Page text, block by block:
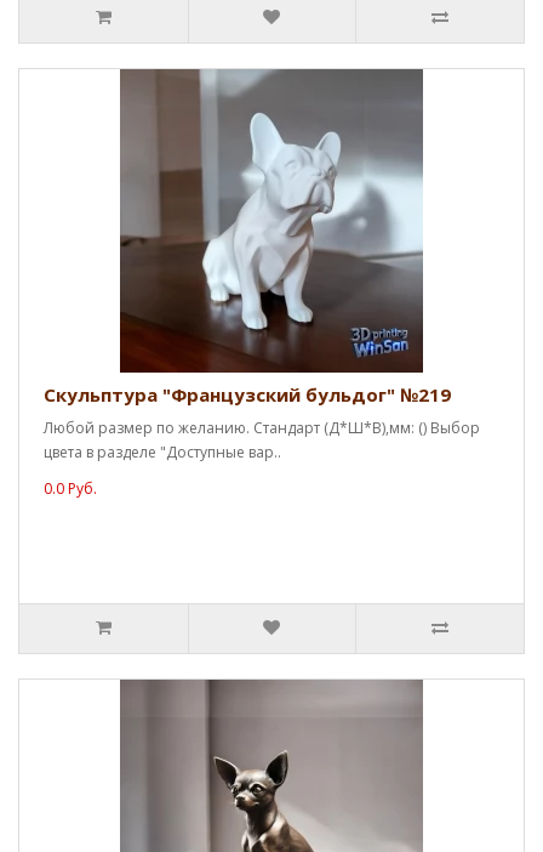
Скульптура "Французский бульдог" №219
Любой размер по желанию. Стандарт (Д*Ш*В),мм: () Выбор
цвета в разделе "Доступные вар..
0.0 Руб.